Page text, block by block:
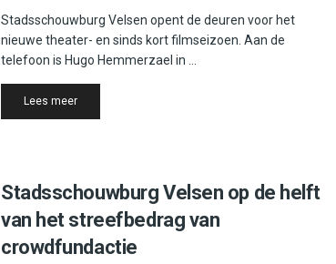
Stadsschouwburg Velsen opent de deuren voor het
nieuwe theater- en sinds kort filmseizoen. Aan de
telefoon is Hugo Hemmerzael in ...
Lees meerDetails
Stadsschouwburg Velsen op de helft
van het streefbedrag van
crowdfundactie